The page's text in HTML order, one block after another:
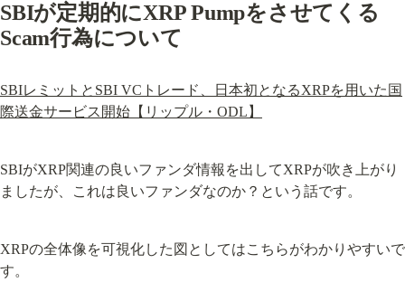
SBIが定期的にXRP Pumpをさせてくる
Scam行為について
SBIレミットとSBI VCトレード、日本初となるXRPを用いた国
際送金サービス開始【リップル・ODL】
SBIがXRP関連の良いファンダ情報を出してXRPが吹き上がり
ましたが、これは良いファンダなのか？という話です。
XRPの全体像を可視化した図としてはこちらがわかりやすいで
す。